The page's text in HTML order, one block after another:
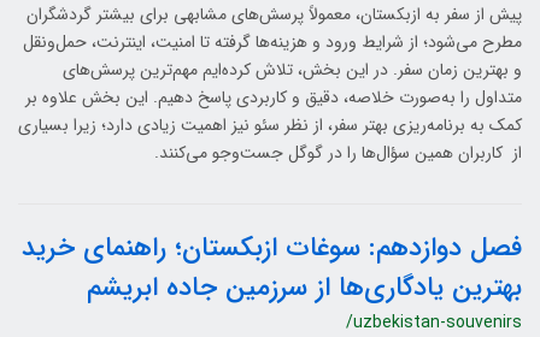
پیش از سفر به ازبکستان، معمولاً پرسش‌های مشابهی برای بیشتر گردشگران
مطرح می‌شود؛ از شرایط ورود و هزینه‌ها گرفته تا امنیت، اینترنت، حمل‌ونقل
و بهترین زمان سفر. در این بخش، تلاش کرده‌ایم مهم‌ترین پرسش‌های
متداول را به‌صورت خلاصه، دقیق و کاربردی پاسخ دهیم. این بخش علاوه بر
کمک به برنامه‌ریزی بهتر سفر، از نظر سئو نیز اهمیت زیادی دارد؛ زیرا بسیاری
از کاربران همین سؤال‌ها را در گوگل جست‌وجو می‌کنند.
فصل دوازدهم: سوغات ازبکستان؛ راهنمای خرید
بهترین یادگاری‌ها از سرزمین جاده ابریشم
/uzbekistan-souvenirs